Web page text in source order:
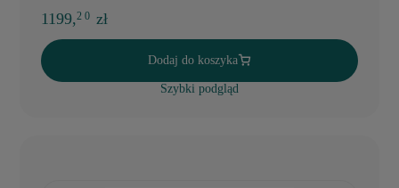
1199,2 0 zł
Dodaj do koszyka
Szybki podgląd